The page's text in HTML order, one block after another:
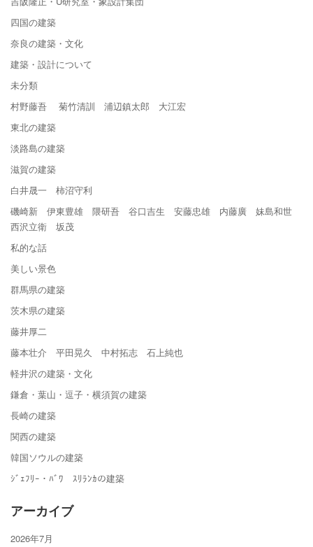
四国の建築
奈良の建築・文化
建築・設計について
未分類
村野藤吾 菊竹清訓 浦辺鎮太郎 大江宏
東北の建築
淡路島の建築
滋賀の建築
白井晟一 柿沼守利
磯崎新 伊東豊雄 隈研吾 谷口吉生 安藤忠雄 内藤廣 妹島和世
西沢立衛 坂茂
私的な話
美しい景色
群馬県の建築
茨木県の建築
藤井厚二
藤本壮介 平田晃久 中村拓志 石上純也
軽井沢の建築・文化
鎌倉・葉山・逗子・横須賀の建築
長崎の建築
関西の建築
韓国ソウルの建築
ｼﾞｪﾌﾘｰ・ﾊﾞﾜ ｽﾘﾗﾝｶの建築
アーカイブ
2026年7月